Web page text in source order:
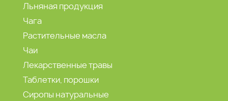
Льняная продукция
Чага
Растительные масла
Чаи
Лекарственные травы
Таблетки, порошки
Сиропы натуральные